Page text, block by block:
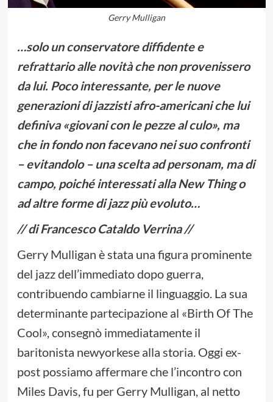
Gerry Mulligan
…solo un conservatore diffidente e
refrattario alle novità che non provenissero
da lui. Poco interessante, per le nuove
generazioni di jazzisti afro-americani che lui
definiva «giovani con le pezze al culo», ma
che in fondo non facevano nei suo confronti
– evitandolo – una scelta ad personam, ma di
campo, poiché interessati alla New Thing o
ad altre forme di jazz più evoluto…
// di Francesco Cataldo Verrina //
Gerry Mulligan è stata una figura prominente
del jazz dell’immediato dopo guerra,
contribuendo cambiarne il linguaggio. La sua
determinante partecipazione al «Birth Of The
Cool», consegnò immediatamente il
baritonista newyorkese alla storia. Oggi ex-
post possiamo affermare che l’incontro con
Miles Davis, fu per Gerry Mulligan, al netto